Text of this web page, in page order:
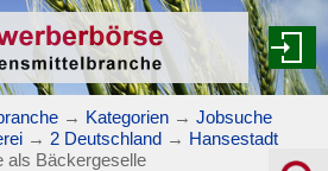
→ Kategorien → Jobsuche
→ 2 Deutschland → Hansestadt
als Bäckergeselle